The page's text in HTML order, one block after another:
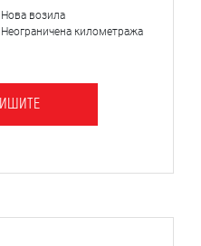
Нова возила
Неограничена километража